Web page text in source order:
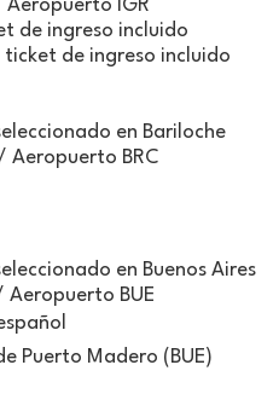
IGR
de ingreso incluido
de ingreso incluido
en Bariloche
Aeropuerto BRC
en Buenos Aires
BUE
Puerto Madero (BUE)